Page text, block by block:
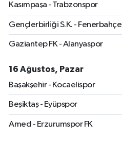
Kasımpaşa - Trabzonspor
Gençlerbirliği S.K. - Fenerbahçe
Gaziantep FK - Alanyaspor
16 Ağustos, Pazar
Başakşehir - Kocaelispor
Beşiktaş - Eyüpspor
Amed - Erzurumspor FK